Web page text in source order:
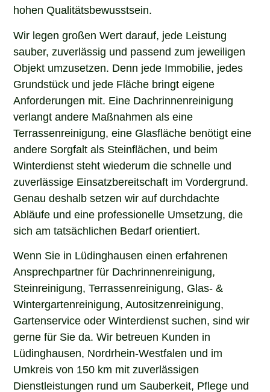
hohen Qualitätsbewusstsein.
Wir legen großen Wert darauf, jede Leistung
sauber, zuverlässig und passend zum jeweiligen
Objekt umzusetzen. Denn jede Immobilie, jedes
Grundstück und jede Fläche bringt eigene
Anforderungen mit. Eine Dachrinnenreinigung
verlangt andere Maßnahmen als eine
Terrassenreinigung, eine Glasfläche benötigt eine
andere Sorgfalt als Steinflächen, und beim
Winterdienst steht wiederum die schnelle und
zuverlässige Einsatzbereitschaft im Vordergrund.
Genau deshalb setzen wir auf durchdachte
Abläufe und eine professionelle Umsetzung, die
sich am tatsächlichen Bedarf orientiert.
Wenn Sie in Lüdinghausen einen erfahrenen
Ansprechpartner für Dachrinnenreinigung,
Steinreinigung, Terrassenreinigung, Glas- &
Wintergartenreinigung, Autositzenreinigung,
Gartenservice oder Winterdienst suchen, sind wir
gerne für Sie da. Wir betreuen Kunden in
Lüdinghausen, Nordrhein-Westfalen und im
Umkreis von 150 km mit zuverlässigen
Dienstleistungen rund um Sauberkeit, Pflege und